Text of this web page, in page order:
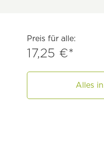
Preis für alle:
17,25 €*
Alles